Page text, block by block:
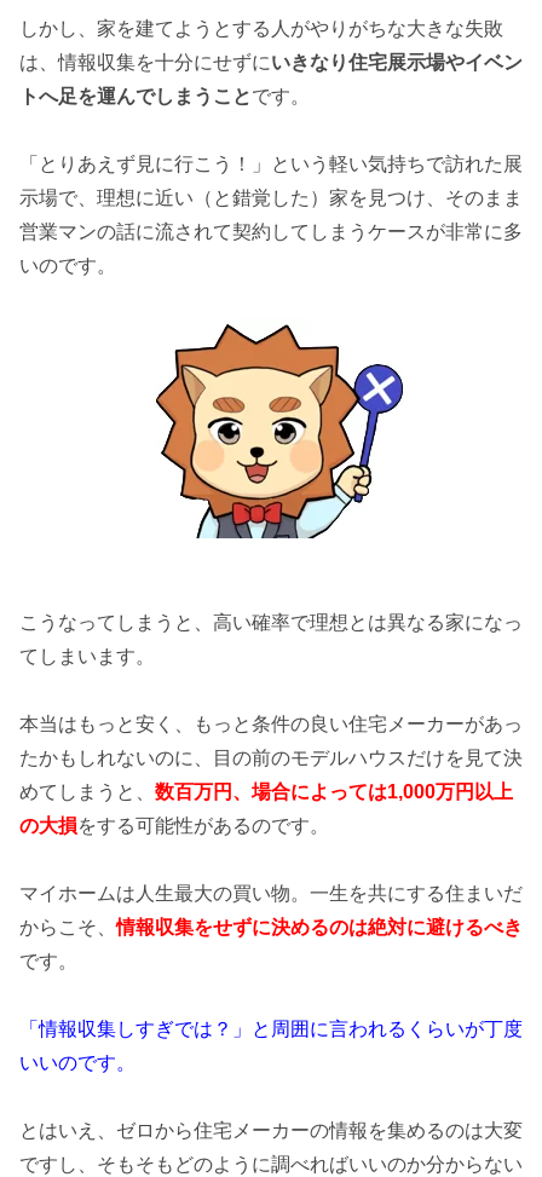
しかし、家を建てようとする人がやりがちな大きな失敗
は、情報収集を十分にせずにいきなり住宅展示場やイベン
トへ足を運んでしまうことです。
「とりあえず見に行こう！」という軽い気持ちで訪れた展
示場で、理想に近い（と錯覚した）家を見つけ、そのまま
営業マンの話に流されて契約してしまうケースが非常に多
いのです。
こうなってしまうと、高い確率で理想とは異なる家になっ
てしまいます。
本当はもっと安く、もっと条件の良い住宅メーカーがあっ
たかもしれないのに、目の前のモデルハウスだけを見て決
めてしまうと、 数百万円、場合によっては1,000万円以上
の大損をする可能性があるのです。
マイホームは人生最大の買い物。一生を共にする住まいだ
からこそ、情報収集をせずに決めるのは絶対に避けるべき
です。
「情報収集しすぎでは？」と周囲に言われるくらいが丁度
いいのです。
とはいえ、ゼロから住宅メーカーの情報を集めるのは大変
ですし、そもそもどのように調べればいいのか分からない